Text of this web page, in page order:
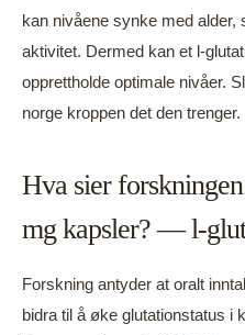
kan nivåene synke med
aktivitet. Dermed kan et l-
opprettholde optimale nivåer.
norge kroppen det den trenger.
Hva sier
mg kapsler? — l-
Forskning antyder at oralt
bidra til å øke glutationstatus i